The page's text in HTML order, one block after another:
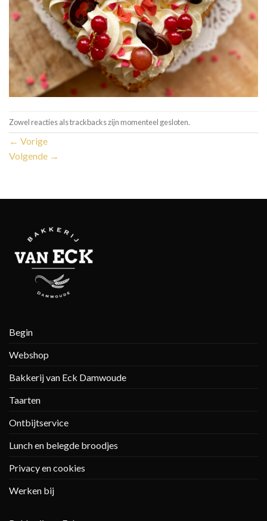
Zowel reacties als trackbacks zijn momenteel gesloten.
← Vorige
Volgende →
Begin
Webshop
Bakkerij van Eck Damwoude
Taarten
Ontbijtservice
Lunch en belegde broodjes
Privacy en cookies
Werken bij